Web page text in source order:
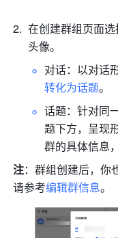
在创建群组页面选
头像。
对话：以对话
转化为话题。
话题：针对同
题下方，呈现
群的具体信息
注：群组创建后，你
请参考编辑群信息。